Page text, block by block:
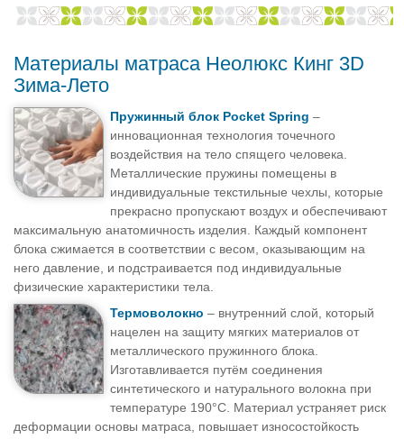
Материалы матраса Неолюкс Кинг 3D
Зима-Лето
Пружинный блок Pocket Spring –
инновационная технология точечного
воздействия на тело спящего человека.
Металлические пружины помещены в
индивидуальные текстильные чехлы, которые
прекрасно пропускают воздух и обеспечивают
максимальную анатомичность изделия. Каждый компонент
блока сжимается в соответствии с весом, оказывающим на
него давление, и подстраивается под индивидуальные
физические характеристики тела.
Термоволокно – внутренний слой, который
нацелен на защиту мягких материалов от
металлического пружинного блока.
Изготавливается путём соединения
синтетического и натурального волокна при
температуре 190°С. Материал устраняет риск
деформации основы матраса, повышает износостойкость